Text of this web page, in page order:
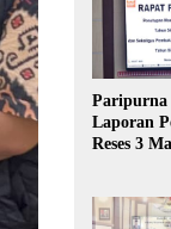
Paripurna
Laporan
Reses 3